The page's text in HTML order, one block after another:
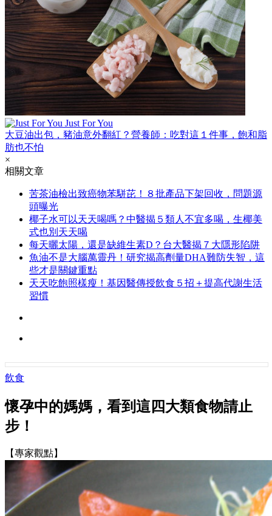
Just For You
大豆油出包，豬油意外翻紅？營養師：吃對這１件事，飽和脂
肪也不怕
×
相關文章
苦茶油檢出致癌物苯駢芘！８批產品下架回收，問題源
頭曝光
椰子水可以天天喝嗎？中醫揭５類人不宜多喝，生椰美
式也別天天喝
每天曬太陽，還是缺維生素D？台大醫揭７大隱形陷阱
魚油不是大腦萬靈丹！研究揭高劑量DHA難防失智，這
些才是關鍵重點
天天吃飽照樣瘦！基因醫傳授飲食５招＋提高代謝生活
習慣
飲食
懷孕中的媽媽，看到這四大類食物請止
步！
【專家觀點】